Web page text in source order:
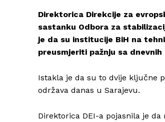
Direktorica Direkcije za
sastanku Odbora za
je da su institucije BiH na
preusmjeriti pažnju sa
Istakla je da su to dvije ključne
održava danas u Sarajevu.
Direktorica DEI-a pojasnila je